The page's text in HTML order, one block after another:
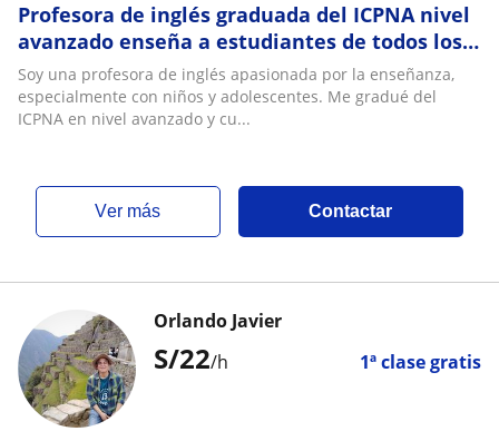
Profesora de inglés graduada del ICPNA nivel
avanzado enseña a estudiantes de todos los
niveles con metodología práctica y persona
Soy una profesora de inglés apasionada por la enseñanza,
especialmente con niños y adolescentes. Me gradué del
ICPNA en nivel avanzado y cu...
ver más Contactar
S/22/h 1ª clase gratis
Orlando Javier